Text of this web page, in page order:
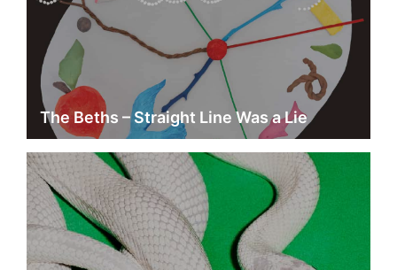
The Beths – Straight Line Was a Lie